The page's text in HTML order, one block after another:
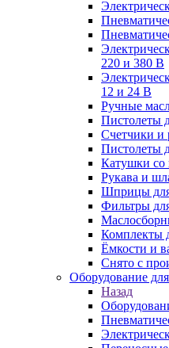
220 и 380 В
12 и 24 В
Ручные
Пистолеты
Счетчики и
Пистолеты
Катушки со
Рукава и
Шприцы
Фильтры
Комплекты
Ёмкости и
Снято с
Оборудование
Назад